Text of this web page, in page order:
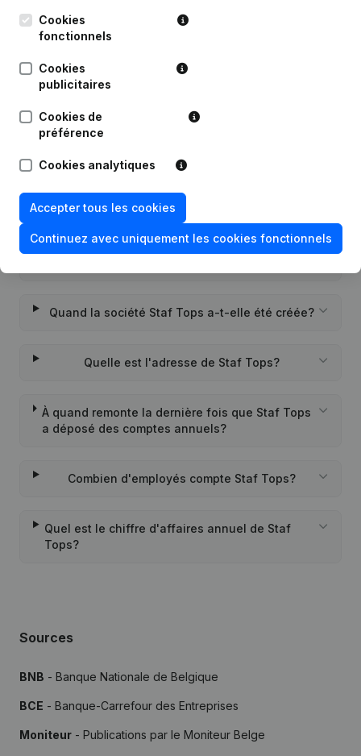
Succursale, etc...)
Questions fréquemment posées
Quel est le numéro de TVA de Staf Tops?
Quand la société Staf Tops a-t-elle été créée?
Quelle est l'adresse de Staf Tops?
À quand remonte la dernière fois que Staf Tops
a déposé des comptes annuels?
Combien d'employés compte Staf Tops?
Quel est le chiffre d'affaires annuel de Staf
Tops?
Sources
BNB - Banque Nationale de Belgique
BCE - Banque-Carrefour des Entreprises
Moniteur - Publications par le Moniteur Belge
Cookies
fonctionnels
Cookies
publicitaires
Cookies de
préférence
Cookies analytiques
Accepter tous les cookies
Continuez avec uniquement les cookies fonctionnels